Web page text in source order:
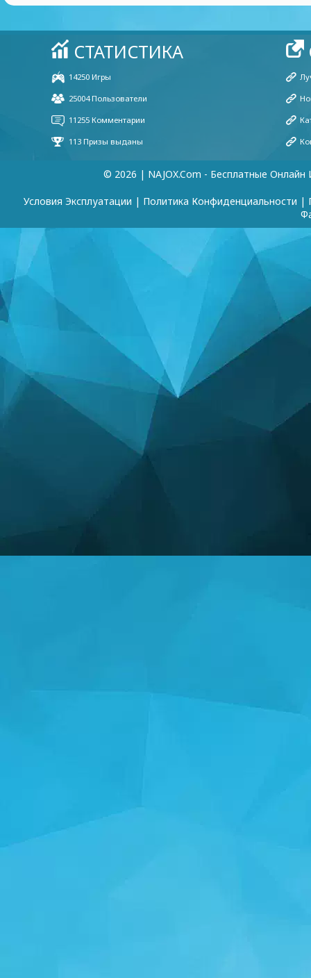
© 2026 | NAJOX.com - Бесплатные Онлайн
Условия Эксплуатации | Политика Конфиденциальности |